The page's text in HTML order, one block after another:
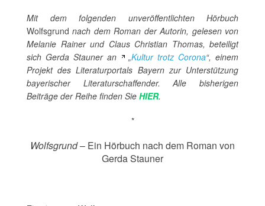
Mit dem folgenden unveröffentlichten Hörbuch
Wolfsgrund nach dem Roman der Autorin, gelesen von
Melanie Rainer und Claus Christian Thomas, beteiligt
sich Gerda Stauner an
„Kultur trotz Corona“, einem
Projekt des Literaturportals Bayern zur Unterstützung
bayerischer Literaturschaffender. Alle bisherigen
Beiträge der Reihe finden Sie HIER.
*
Wolfsgrund– Ein Hörbuch nach dem Roman von
Gerda Stauner